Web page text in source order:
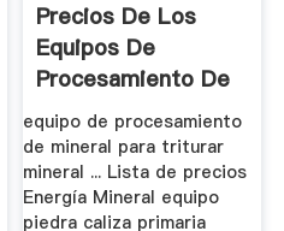
Precios De Los
Equipos De
Procesamiento De
Mineral De ...
equipo de procesamiento
de mineral para triturar
mineral ... Lista de precios
Energía Mineral equipo
piedra caliza primaria